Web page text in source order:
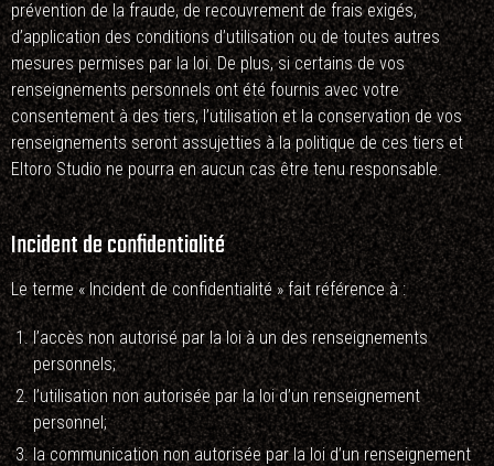
prévention de la fraude, de recouvrement de frais exigés,
d’application des conditions d’utilisation ou de toutes autres
mesures permises par la loi. De plus, si certains de vos
renseignements personnels ont été fournis avec votre
consentement à des tiers, l’utilisation et la conservation de vos
renseignements seront assujetties à la politique de ces tiers et
Eltoro Studio ne pourra en aucun cas être tenu responsable.
Incident de confidentialité
Le terme « Incident de confidentialité » fait référence à :
l’accès non autorisé par la loi à un des renseignements
personnels;
l’utilisation non autorisée par la loi d’un renseignement
personnel;
la communication non autorisée par la loi d’un renseignement